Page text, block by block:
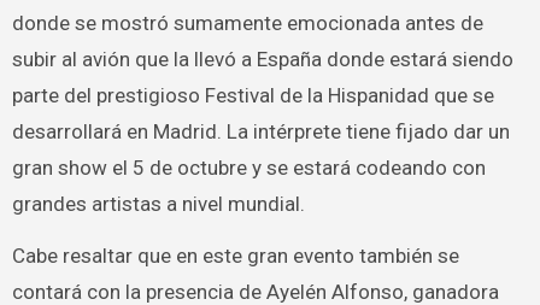
donde se mostró sumamente emocionada antes de
subir al avión que la llevó a España donde estará siendo
parte del prestigioso Festival de la Hispanidad que se
desarrollará en Madrid. La intérprete tiene fijado dar un
gran show el 5 de octubre y se estará codeando con
grandes artistas a nivel mundial.
Cabe resaltar que en este gran evento también se
contará con la presencia de Ayelén Alfonso, ganadora